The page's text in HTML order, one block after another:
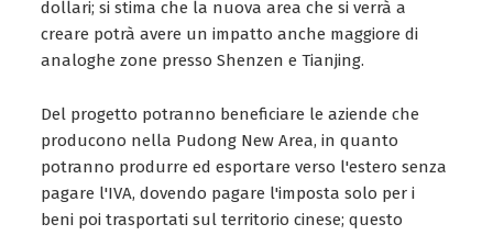
dollari; si stima che la nuova area che si verrà a
creare potrà avere un impatto anche maggiore di
analoghe zone presso Shenzen e Tianjing.
Del progetto potranno beneficiare le aziende che
producono nella Pudong New Area, in quanto
potranno produrre ed esportare verso l'estero senza
pagare l'IVA, dovendo pagare l'imposta solo per i
beni poi trasportati sul territorio cinese; questo